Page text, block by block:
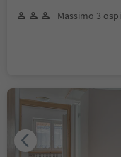
Massimo 3